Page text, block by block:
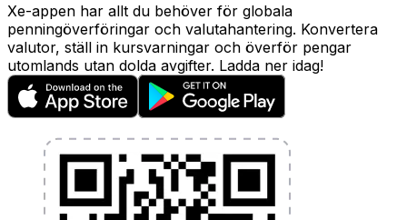
Xe-appen har allt du behöver för globala
penningöverföringar och valutahantering. Konvertera
valutor, ställ in kursvarningar och överför pengar
utomlands utan dolda avgifter. Ladda ner idag!